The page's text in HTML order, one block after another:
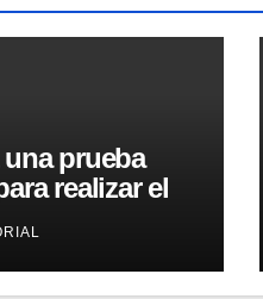
prueba
realizar el
de